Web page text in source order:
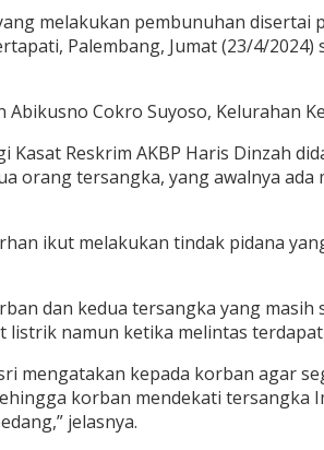
melakukan pembunuhan
Palembang, Jumat (23/4/
Cokro Suyoso, Kelurahan
Reskrim AKBP Haris Dinzah
tersangka, yang awalnya
ikut melakukan tindak pidana
dan kedua tersangka yang
namun ketika melintas
mengatakan kepada korban agar
korban mendekati
jelasnya.